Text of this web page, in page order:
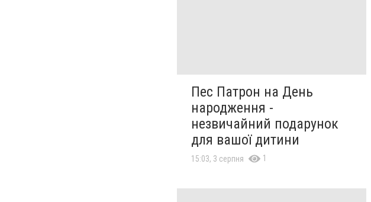
Пес Патрон на День
народження -
незвичайний подарунок
для вашої дитини
15:03, 3 серпня 1